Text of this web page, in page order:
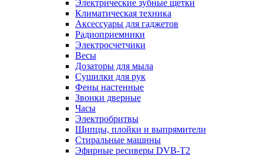
Электрические зубные щетки
Климатическая техника
Аксессуары для гаджетов
Радиоприемники
Электросчетчики
Весы
Дозаторы для мыла
Сушилки для рук
Фены настенные
Звонки дверные
Часы
Электробритвы
Щипцы, плойки и выпрямители
Стиральные машины
Эфирные ресиверы DVB-T2